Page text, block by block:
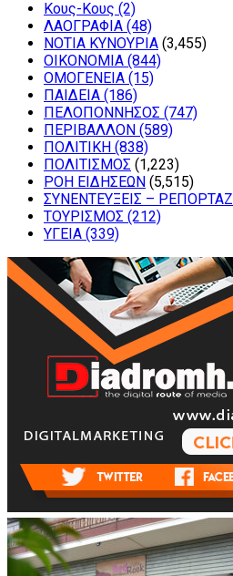
Κους-Κους (2)
ΛΑΟΓΡΑΦΙΑ (48)
ΝΟΤΙΑ ΚΥΝΟΥΡΙΑ (3,455)
ΟΙΚΟΝΟΜΙΑ (844)
ΟΜΟΓΕΝΕΙΑ (15)
ΠΑΙΔΕΙΑ (186)
ΠΕΛΟΠΟΝΝΗΣΟΣ (747)
ΠΕΡΙΒΑΛΛΟΝ (589)
ΠΟΛΙΤΙΚΗ (838)
ΠΟΛΙΤΙΣΜΟΣ (1,223)
ΡΟΗ ΕΙΔΗΣΕΩΝ (5,515)
ΣΥΝΕΝΤΕΥΞΕΙΣ – ΡΕΠΟΡΤΑΖ
ΤΟΥΡΙΣΜΟΣ (212)
ΥΓΕΙΑ (339)